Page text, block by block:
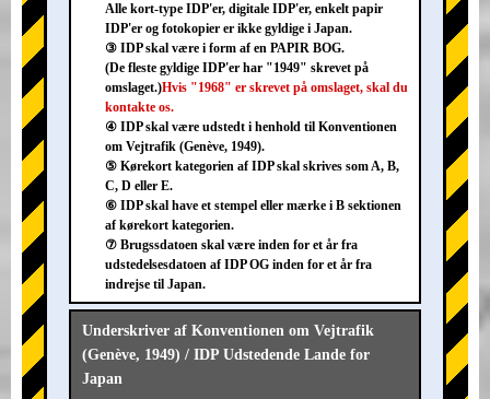
Alle kort-type IDP'er, digitale IDP'er, enkelt papir
IDP'er og fotokopier er ikke gyldige i Japan.
③ IDP skal være i form af en PAPIR BOG.
(De fleste gyldige IDP'er har "1949" skrevet på
omslaget.)Hvis "1968" er skrevet på omslaget, skal du
kontakte os.
④ IDP skal være udstedt i henhold til Konventionen
om Vejtrafik (Genève, 1949).
⑤ Kørekort kategorien af IDP skal skrives som A, B,
C, D eller E.
⑥ IDP skal have et stempel eller mærke i B sektionen
af kørekort kategorien.
⑦ Brugssdatoen skal være inden for et år fra
udstedelsesdatoen af IDP OG inden for et år fra
indrejse til Japan.
Underskriver af Konventionen om Vejtrafik
(Genève, 1949) / IDP Udstedende Lande for
Japan